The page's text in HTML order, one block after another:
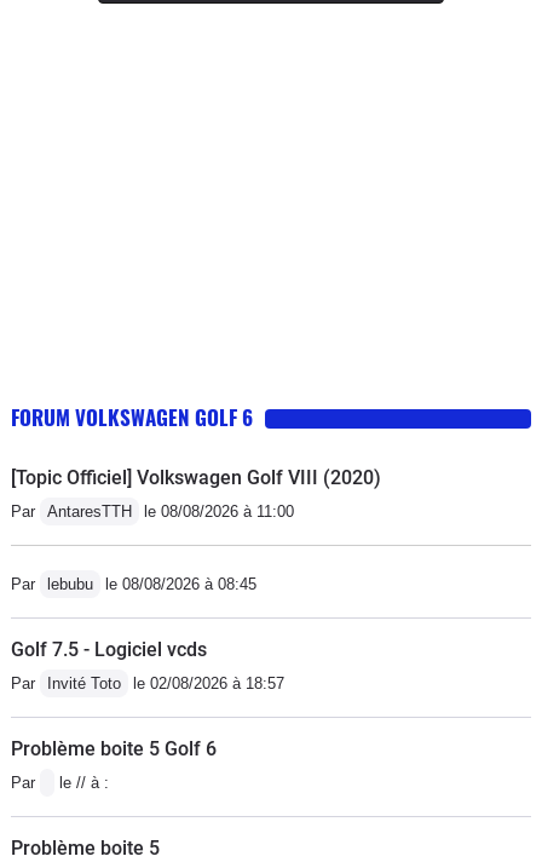
FORUM VOLKSWAGEN GOLF 6
[Topic Officiel] Volkswagen Golf VIII (2020)
Par AntaresTTH le 08/08/2026 à 11:00
Par lebubu le 08/08/2026 à 08:45
Golf 7.5 - Logiciel vcds
Par Invité Toto le 02/08/2026 à 18:57
Problème boite 5 Golf 6
Par le // à :
Problème boite 5